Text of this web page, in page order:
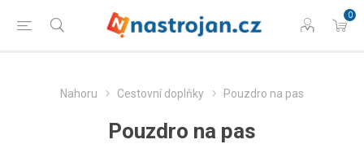
0
Nahoru Cestovní doplňky Pouzdro na pas
Pouzdro na pas